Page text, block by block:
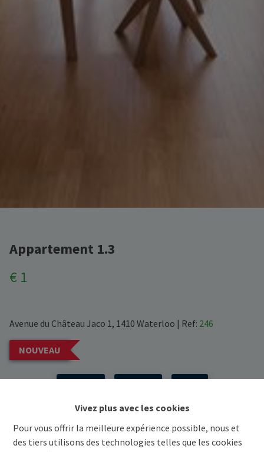
Vivez plus avec les cookies
Pour vous offrir la meilleure expérience possible, nous et
des tiers utilisons des technologies telles que les cookies
Appartement 1.3
€ 1
Avenue du Château Jaco 1, 1410 Waterloo | Ref: 246
NOUVEAU
Demande d'informations